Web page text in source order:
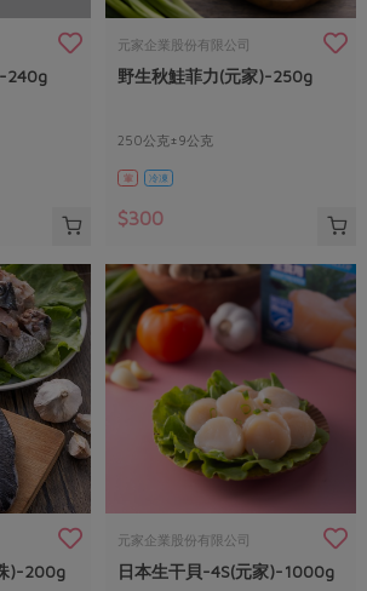
烘焙
個人清潔
派
彈
優惠案
度報告
又澎派
減塑減廢
食農教育
240g
元家企業股份有限公司
野生秋鮭菲力(元家)-250g
250公克±9公克
葷 冷凍
$300
)-200g
元家企業股份有限公司
日本生干貝-4S(元家)-1000g